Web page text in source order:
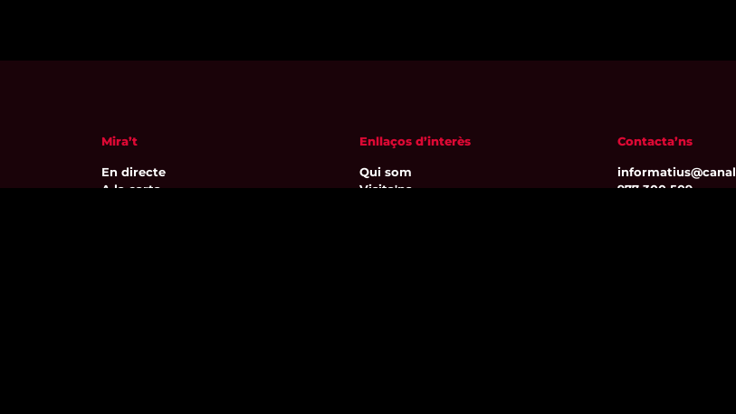
Mira’t
En directe
A la carta
Enllaços d’interès
Qui som
Visita'ns
Contacta’ns
977 300 509